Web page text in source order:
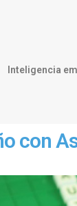
Inteligencia
con